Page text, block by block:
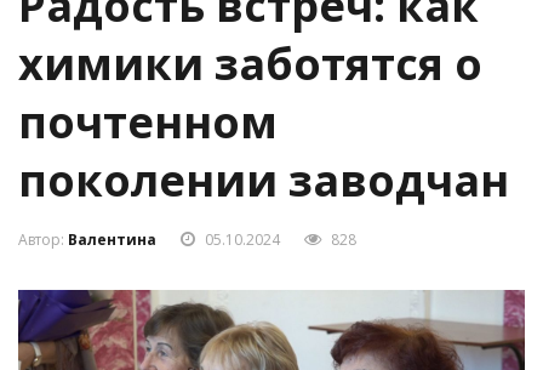
химики заботятся о
почтенном
поколении заводчан
Автор: Валентина 05.10.2024 828